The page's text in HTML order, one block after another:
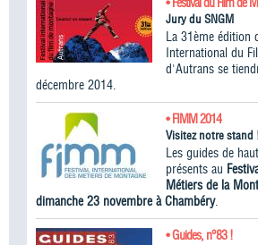
Jury du SNGM
La 31ème édition
International du
d'Autrans se
décembre 2014.
• FIMM 2014
Visitez notre stand
Les guides de
présents au
Métiers de la
dimanche 23 novembre à Chambéry.
• Guides, n°83 !